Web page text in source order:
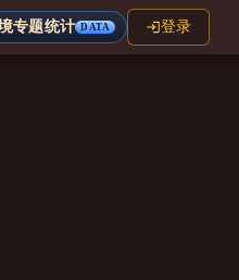
专题统计 DATA 登录